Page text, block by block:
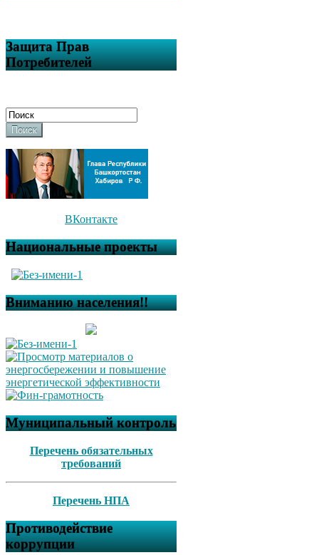
Защита Прав
Потребителей
Поиск
ВКонтакте
Национальные проекты
Вниманию населения!!
Муниципальный контроль
Перечень обязательных
требований
Перечень НПА
Противодействие
коррупции